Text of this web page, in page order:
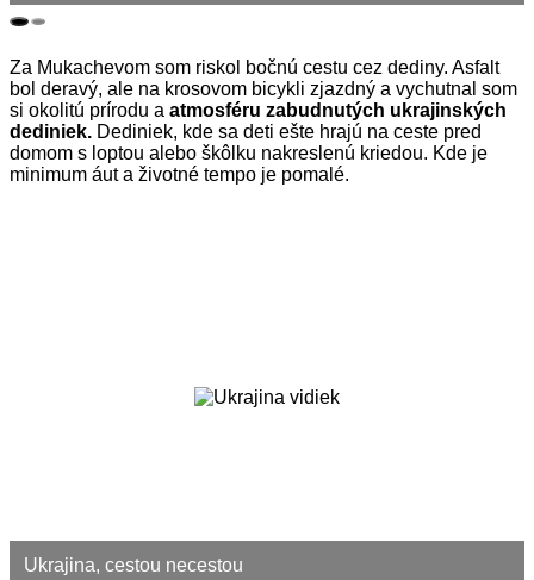
Za Mukachevom som riskol bočnú cestu cez dediny. Asfalt
bol deravý, ale na krosovom bicykli zjazdný a vychutnal som
si okolitú prírodu a atmosféru zabudnutých ukrajinských
dediniek. Dediniek, kde sa deti ešte hrajú na ceste pred
domom s loptou alebo škôlku nakreslenú kriedou. Kde je
minimum áut a životné tempo je pomalé.
Ukrajina, cestou necestou